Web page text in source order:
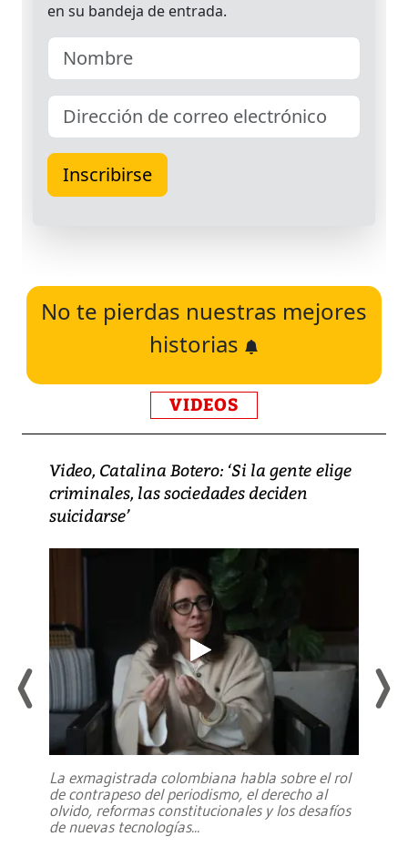
No te pierdas nuestras mejores
historias
VIDEOS
Video, Catalina Botero: ‘Si la gente elige
criminales, las sociedades deciden
suicidarse’
La exmagistrada colombiana habla sobre el rol
de contrapeso del periodismo, el derecho al
olvido, reformas constitucionales y los desafíos
de nuevas tecnologías...